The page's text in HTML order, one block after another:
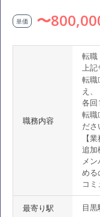
単価 〜
職務内容
転
上記
転職
え、
各回
転職
ださ
【
追加
メ
める
コ
最寄り駅 目黒